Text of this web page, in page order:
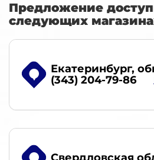
Предложение
следующих
Екатеринбург,
(343) 204-79-86